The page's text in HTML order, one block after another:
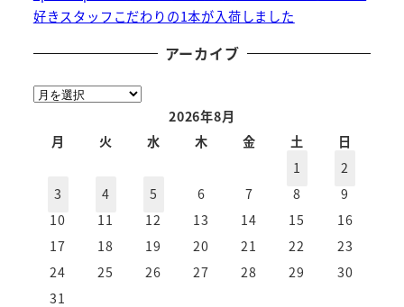
好きスタッフこだわりの1本が入荷しました
アーカイブ
ア
2026年8月
月
火 水 木 金 土
日
1
2
3
4 5 6 7 8
9
10
11 12 13 14 15
16
17
18 19 20 21 22
23
24
25 26 27 28 29
30
31